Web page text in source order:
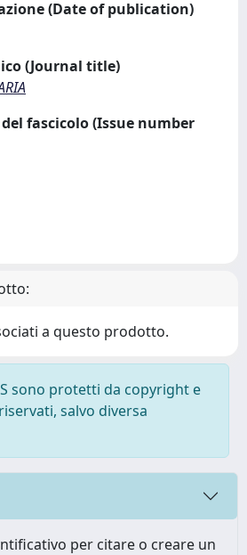
(Date of publication)
(Journal title)
fascicolo (Issue number
a questo prodotto.
sono protetti da copyright e
salvo diversa
per citare o creare un